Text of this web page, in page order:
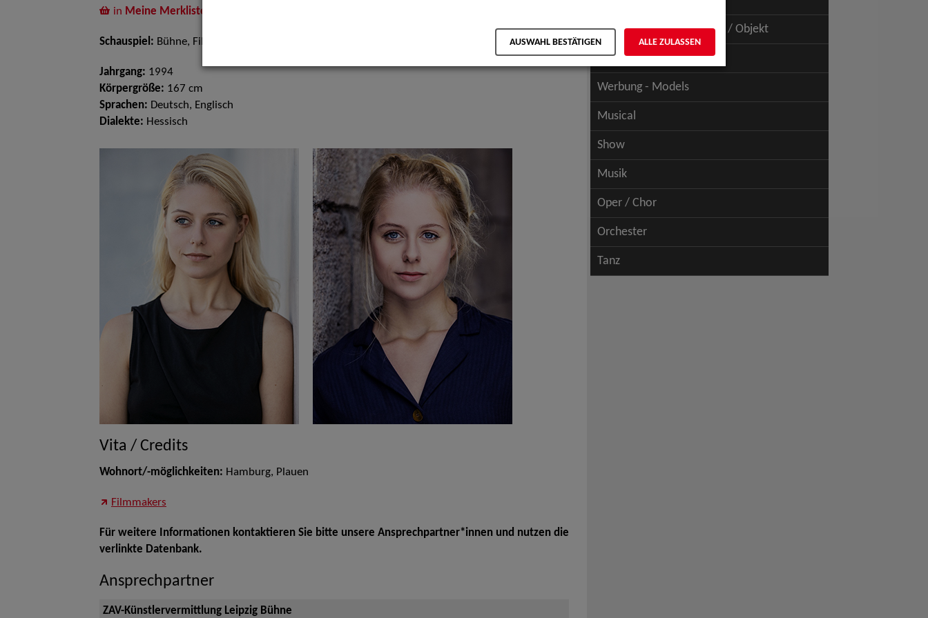
in Meine Merkliste
Schauspiel: Bühne, Film und TV
Jahrgang: 1994
Körpergröße: 167 cm
Sprachen: Deutsch, Englisch
Dialekte: Hessisch
Vita / Credits
Wohnort/-möglichkeiten: Hamburg, Plauen
Filmmakers
Für weitere Informationen kontaktieren Sie bitte unsere Ansprechpartner*innen und nutzen die
verlinkte Datenbank.
Ansprechpartner
ZAV-Künstlervermittlung Leipzig Bühne
Schauspiel - Figur / Puppe / Objekt
Werbung - Talents
Werbung - Models
Musical
Show
Musik
Oper / Chor
Orchester
Tanz
AUSWAHL BESTÄTIGEN ALLE ZULASSEN